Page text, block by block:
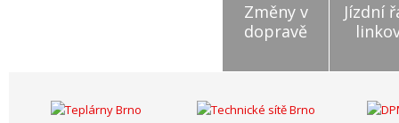
Změny v
dopravě
Jízdní